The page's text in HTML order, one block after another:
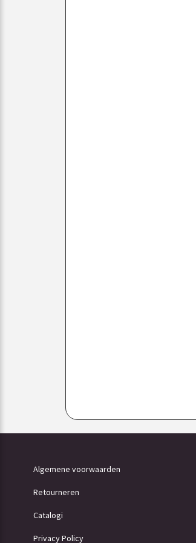
Algemene voorwaarden
Retourneren
Catalogi
Privacy Policy